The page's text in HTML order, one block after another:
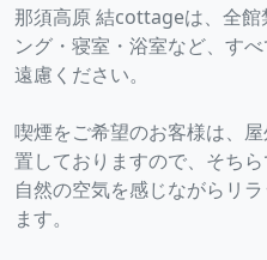
那須高原 結cottageは、全
ング・寝室・浴室など、す
遠慮ください。
喫煙をご希望のお客様は、
置しておりますので、そちら
自然の空気を感じながらリ
ます。